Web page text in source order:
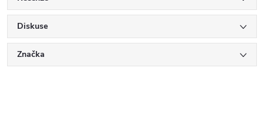
Diskuse
Značka